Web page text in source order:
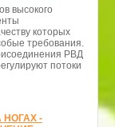
высокого
которых
требования.
РВД
потоки
НОГАХ -